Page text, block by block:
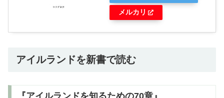
メルカリ
アイルランドを新書で読む